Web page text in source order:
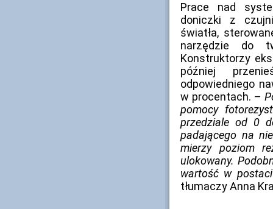
Prace nad
doniczki z
światła,
narzędzie do
Konstruktorzy
później
odpowiedniego
w procentach. –
pomocy
przedziale od 0
padającego na
mierzy poziom
ulokowany.
wartość w
tłumaczy Anna